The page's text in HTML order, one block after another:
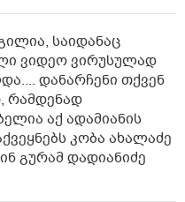
საიდანაც
ვიდეო ვირუსულად
დანარჩენი თქვენ
რამდენად
აქ ადამიანის
კობა ახალაძე
გურამ დადიანიძე